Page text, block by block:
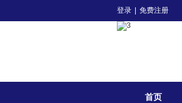
登录 免费注册
首页